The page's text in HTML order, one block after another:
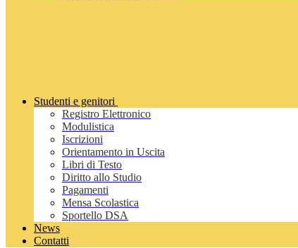
Studenti e genitori
Registro Elettronico
Modulistica
Iscrizioni
Orientamento in Uscita
Libri di Testo
Diritto allo Studio
Pagamenti
Mensa Scolastica
Sportello DSA
News
Contatti